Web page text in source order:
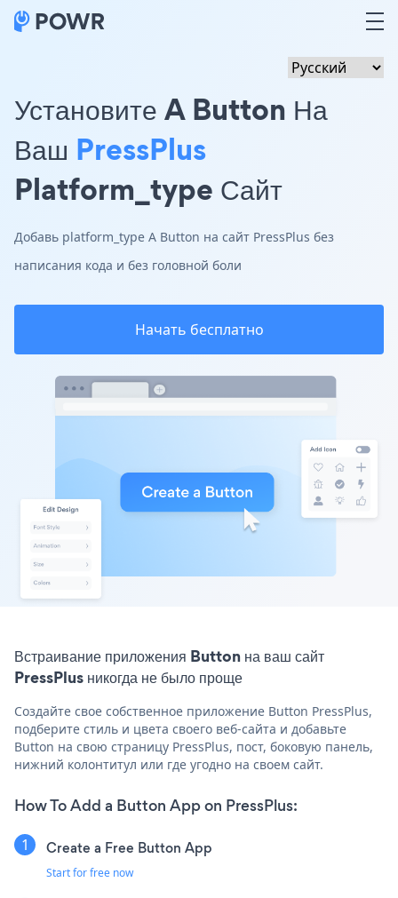
Установите A Button На
Ваш PressPlus
Platform_type Сайт
Добавь platform_type A Button на сайт PressPlus без
написания кода и без головной боли
Начать бесплатно
Встраивание приложения Button на ваш сайт
PressPlus никогда не было проще
Создайте свое собственное приложение Button PressPlus,
подберите стиль и цвета своего веб-сайта и добавьте
Button на свою страницу PressPlus, пост, боковую панель,
нижний колонтитул или где угодно на своем сайт.
How To Add a Button App on PressPlus:
Create a Free Button App
Start for free now